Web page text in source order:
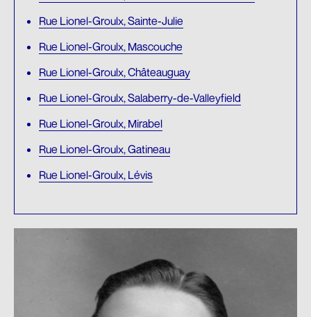
Rue Lionel-Groulx, Sainte-Julie
Rue Lionel-Groulx, Mascouche
Rue Lionel-Groulx, Châteauguay
Rue Lionel-Groulx, Salaberry-de-Valleyfield
Rue Lionel-Groulx, Mirabel
Rue Lionel-Groulx, Gatineau
Rue Lionel-Groulx, Lévis